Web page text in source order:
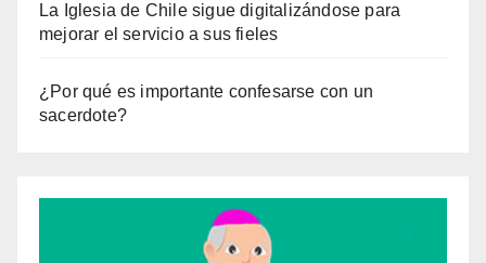
La Iglesia de Chile sigue digitalizándose para
mejorar el servicio a sus fieles
¿Por qué es importante confesarse con un
sacerdote?